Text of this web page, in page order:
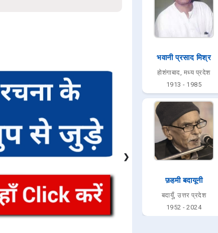
❯
भवानी प्रसाद मिश्र
होशंगाबाद, मध्य प्रदेश
1913 - 1985
फ़हमी बदायूनी
बदायूँ, उत्तर प्रदेश
1952 - 2024